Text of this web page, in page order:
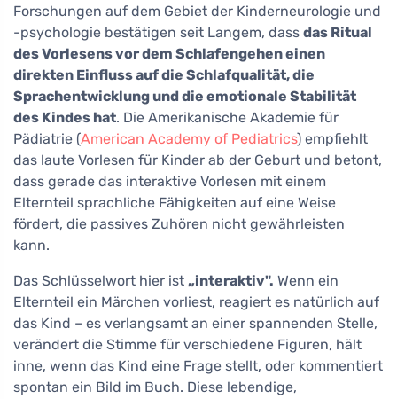
Forschungen auf dem Gebiet der Kinderneurologie und
-psychologie bestätigen seit Langem, dass das Ritual
des Vorlesens vor dem Schlafengehen einen
direkten Einfluss auf die Schlafqualität, die
Sprachentwicklung und die emotionale Stabilität
des Kindes hat. Die Amerikanische Akademie für
Pädiatrie (American Academy of Pediatrics) empfiehlt
das laute Vorlesen für Kinder ab der Geburt und betont,
dass gerade das interaktive Vorlesen mit einem
Elternteil sprachliche Fähigkeiten auf eine Weise
fördert, die passives Zuhören nicht gewährleisten
kann.
Das Schlüsselwort hier ist „interaktiv". Wenn ein
Elternteil ein Märchen vorliest, reagiert es natürlich auf
das Kind – es verlangsamt an einer spannenden Stelle,
verändert die Stimme für verschiedene Figuren, hält
inne, wenn das Kind eine Frage stellt, oder kommentiert
spontan ein Bild im Buch. Diese lebendige,